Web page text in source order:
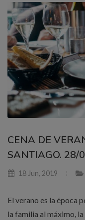
CENA DE
SANTIAGO. 28/
18 Jun, 2019
El verano es la época
la familia al máximo,